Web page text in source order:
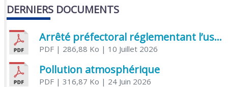
DERNIERS DOCUMENTS
Arrêté préfectoral réglementant l’usage de l’eau
PDF| 286,88 Ko | 10 Juillet 2026
Pollution atmosphérique
PDF| 316,87 Ko | 24 Juin 2026